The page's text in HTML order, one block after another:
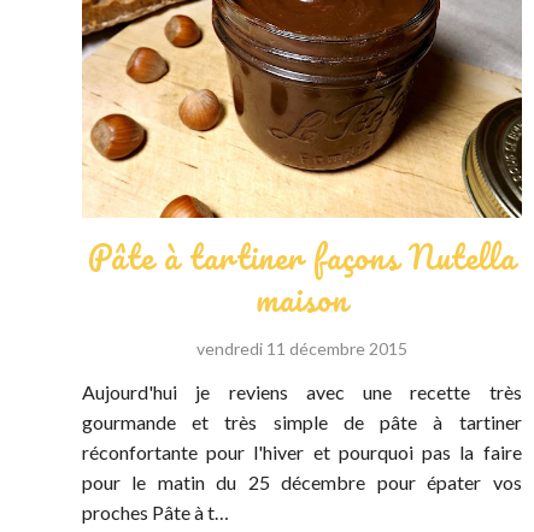
Pâte à tartiner façons Nutella
maison
vendredi 11 décembre 2015
Aujourd'hui je reviens avec une recette très
gourmande et très simple de pâte à tartiner
réconfortante pour l'hiver et pourquoi pas la faire
pour le matin du 25 décembre pour épater vos
proches Pâte à t…